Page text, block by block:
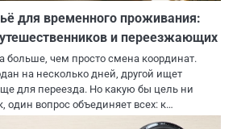
для временного проживания:
и переезжающих
больше, чем просто смена координат.
на несколько дней, другой ищет
для переезда. Но какую бы цель ни
один вопрос объединяет всех: к…